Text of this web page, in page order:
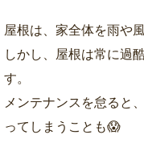
屋根は、家全体を雨や
しかし、屋根は常に過
す。
メンテナンスを怠ると
ってしまうことも😱